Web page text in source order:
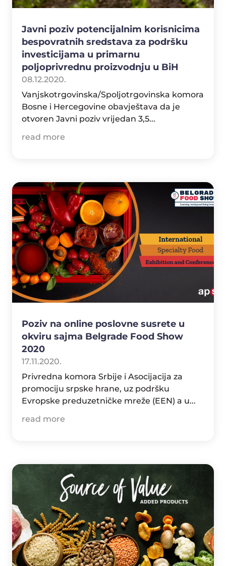
Javni poziv potencijalnim korisnicima
bespovratnih sredstava za podršku
investicijama u primarnu
poljoprivrednu proizvodnju u BiH
08.12.2020.
Vanjskotrgovinska/Spoljotrgovinska komora
Bosne i Hercegovine obavještava da je
otvoren Javni poziv vrijedan 3,5...
read more
Poziv na online poslovne susrete u
okviru sajma Belgrade Food Show
2020
17.11.2020.
Privredna komora Srbije i Asocijacija za
promociju srpske hrane, uz podršku
Evropske preduzetničke mreže (EEN) a u...
read more